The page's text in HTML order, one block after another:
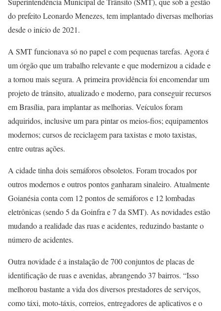
do prefeito Leonardo Menezes, tem implantado diversas melhorias
desde o início de 2021.
A SMT funcionava só no papel e com pequenas tarefas. Agora é
um órgão que um trabalho relevante e que modernizou a cidade e
a tornou mais segura. A primeira providência foi encomendar um
projeto de trânsito, atualizado e moderno, para conseguir recursos
em Brasília, para implantar as melhorias. Veículos foram
adquiridos, inclusive um para pintar os meios-fios; equipamentos
modernos; cursos de reciclagem para taxistas e moto taxistas,
entre outras ações.
A cidade tinha dois semáforos obsoletos. Foram trocados por
outros modernos e outros pontos ganharam sinaleiro. Atualmente
Goianésia conta com 12 pontos de semáforos e 12 lombadas
eletrônicas (sendo 5 da Goinfra e 7 da SMT). As novidades estão
mudando a realidade das ruas e acidentes, reduzindo bastante o
número de acidentes.
Outra novidade é a instalação de 700 conjuntos de placas de
identificação de ruas e avenidas, abrangendo 37 bairros. “Isso
melhorou bastante a vida dos diversos prestadores de serviços,
como táxi, moto-táxis, correios, entregadores de aplicativos e o